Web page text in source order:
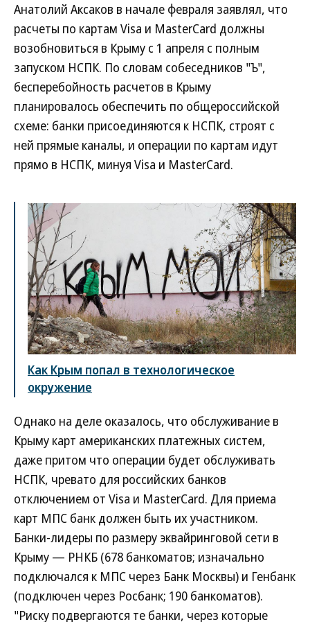
Анатолий Аксаков в начале февраля заявлял, что
расчеты по картам Visa и MasterCard должны
возобновиться в Крыму с 1 апреля с полным
запуском НСПК. По словам собеседников "Ъ",
бесперебойность расчетов в Крыму
планировалось обеспечить по общероссийской
схеме: банки присоединяются к НСПК, строят с
ней прямые каналы, и операции по картам идут
прямо в НСПК, минуя Visa и MasterCard.
Как Крым попал в технологическое
окружение
Однако на деле оказалось, что обслуживание в
Крыму карт американских платежных систем,
даже притом что операции будет обслуживать
НСПК, чревато для российских банков
отключением от Visa и MasterCard. Для приема
карт МПС банк должен быть их участником.
Банки-лидеры по размеру эквайринговой сети в
Крыму — РНКБ (678 банкоматов; изначально
подключался к МПС через Банк Москвы) и Генбанк
(подключен через Росбанк; 190 банкоматов).
"Риску подвергаются те банки, через которые